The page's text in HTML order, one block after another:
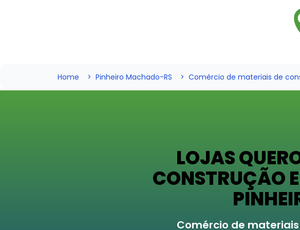
Home Pinheiro Machado-RS Comércio de materiais de
LOJAS
CONSTRUÇÃO
Comércio de